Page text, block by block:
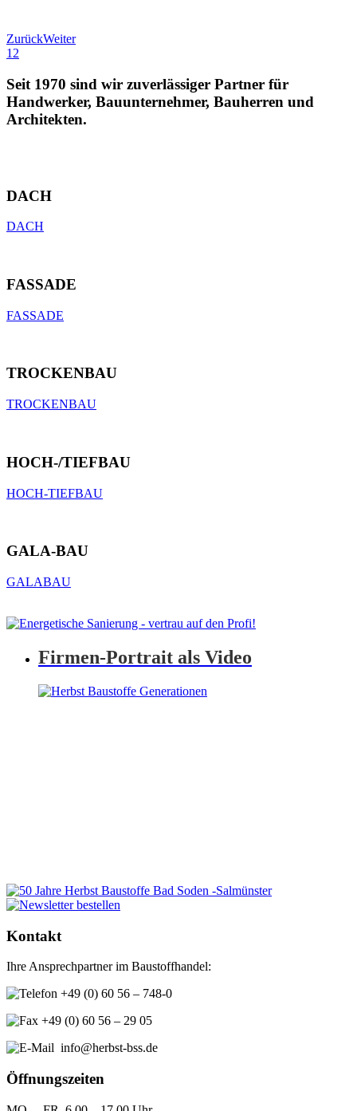
ZurückWeiter
12
Seit 1970 sind wir zuverlässiger Partner für
Handwerker, Bauunternehmer, Bauherren und
Architekten.
DACH
DACH
FASSADE
FASSADE
TROCKENBAU
TROCKENBAU
HOCH-/TIEFBAU
HOCH-TIEFBAU
GALA-BAU
GALABAU
Firmen-Portrait als Video
Kontakt
Ihre Ansprechpartner im Baustoffhandel:
+49 (0) 60 56 – 748-0
+49 (0) 60 56 – 29 05
info@herbst-bss.de
Öffnungszeiten